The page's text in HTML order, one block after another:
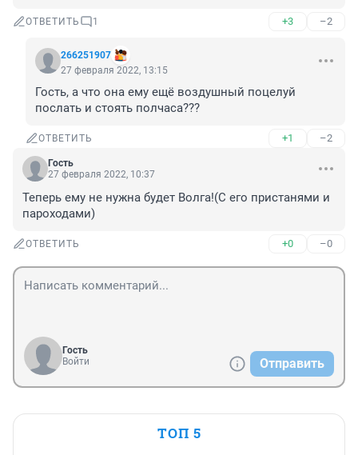
ОТВЕТИТЬ 1 +3 –2
266251907
27 февраля 2022, 13:15
Гость, а что она ему ещё воздушный поцелуй
послать и стоять полчаса???
ОТВЕТИТЬ +1 –2
Гость
27 февраля 2022, 10:37
Теперь ему не нужна будет Волга!(С его пристанями и
пароходами)
ОТВЕТИТЬ +0 –0
Гость
Войти
Отправить
ТОП 5